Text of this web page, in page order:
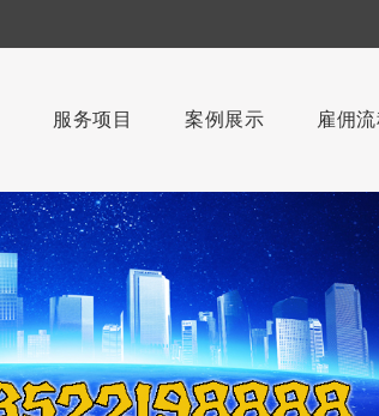
服务项目 案例展示 雇佣